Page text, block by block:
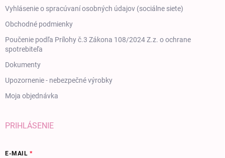
Vyhlásenie o spracúvaní osobných údajov (sociálne siete)
Obchodné podmienky
Poučenie podľa Prílohy č.3 Zákona 108/2024 Z.z. o ochrane
spotrebiteľa
Dokumenty
Upozornenie - nebezpečné výrobky
Moja objednávka
PRIHLÁSENIE
E-MAIL